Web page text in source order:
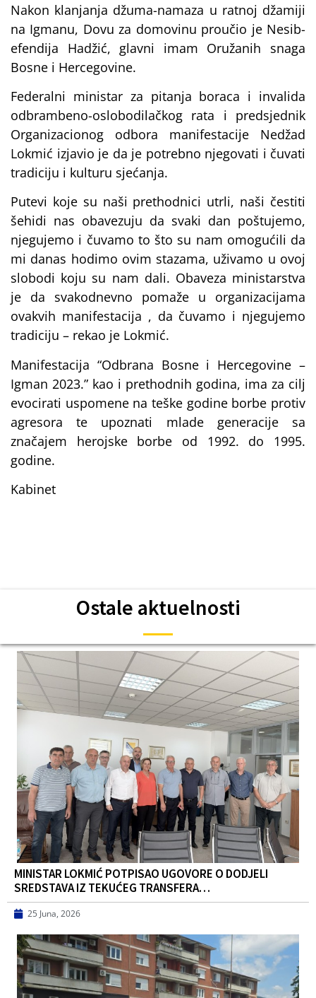
Nakon klanjanja džuma-namaza u ratnoj džamiji
na Igmanu, Dovu za domovinu proučio je Nesib-
efendija Hadžić, glavni imam Oružanih snaga
Bosne i Hercegovine.
Federalni ministar za pitanja boraca i invalida
odbrambeno-oslobodilačkog rata i predsjednik
Organizacionog odbora manifestacije Nedžad
Lokmić izjavio je da je potrebno njegovati i čuvati
tradiciju i kulturu sjećanja.
Putevi koje su naši prethodnici utrli, naši čestiti
šehidi nas obavezuju da svaki dan poštujemo,
njegujemo i čuvamo to što su nam omogućili da
mi danas hodimo ovim stazama, uživamo u ovoj
slobodi koju su nam dali. Obaveza ministarstva
je da svakodnevno pomaže u organizacijama
ovakvih manifestacija , da čuvamo i njegujemo
tradiciju – rekao je Lokmić.
Manifestacija “Odbrana Bosne i Hercegovine –
Igman 2023.” kao i prethodnih godina, ima za cilj
evocirati uspomene na teške godine borbe protiv
agresora te upoznati mlade generacije sa
značajem herojske borbe od 1992. do 1995.
godine.
Kabinet
Ostale aktuelnosti
MINISTAR LOKMIĆ POTPISAO UGOVORE O DODJELI
SREDSTAVA IZ TEKUĆEG TRANSFERA…
25 Juna, 2026